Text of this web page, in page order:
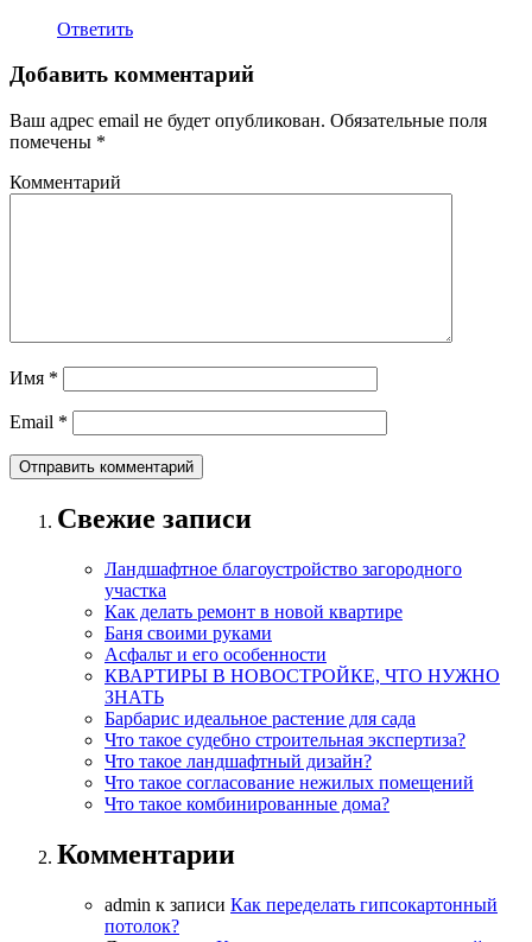
Ответить
Добавить комментарий
Ваш адрес email не будет опубликован. Обязательные поля
помечены *
Комментарий
Имя *
Email *
Свежие записи
Ландшафтное благоустройство загородного
участка
Как делать ремонт в новой квартире
Баня своими руками
Асфальт и его особенности
КВАРТИРЫ В НОВОСТРОЙКЕ, ЧТО НУЖНО
ЗНАТЬ
Барбарис идеальное растение для сада
Что такое судебно строительная экспертиза?
Что такое ландшафтный дизайн?
Что такое согласование нежилых помещений
Что такое комбинированные дома?
Комментарии
admin к записи Как переделать гипсокартонный
потолок?